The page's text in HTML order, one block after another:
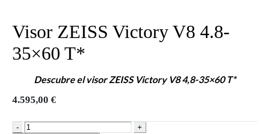
Visor ZEISS Victory V8 4.8-
35×60 T*
Descubre el visorZEISS Victory V8 4,8-35×60 T*
4.595,00 €
-
+